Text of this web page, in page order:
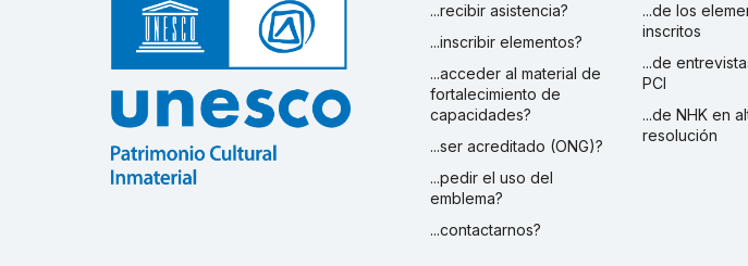
...recibir asistencia?
...inscribir elementos?
...acceder al material de
fortalecimiento de
capacidades?
...ser acreditado (ONG)?
...pedir el uso del
emblema?
...contactarnos?
...de los
inscritos
...de
PCI
...de NHK en
resolución